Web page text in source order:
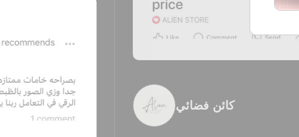
كائن فضائي